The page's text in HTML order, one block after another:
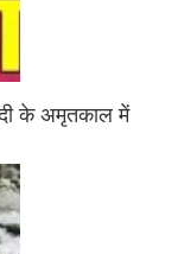
के अमृतकाल में